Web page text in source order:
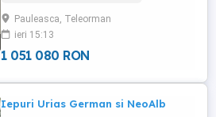
drum. Deci pe partea stanga cum te duci
spre Campina. Terenul apartine de
comuna Paulesti.
Pauleasca, Teleorman
ieri 15:13
1 051 080 RON
Iepuri Urias German si NeoAlb